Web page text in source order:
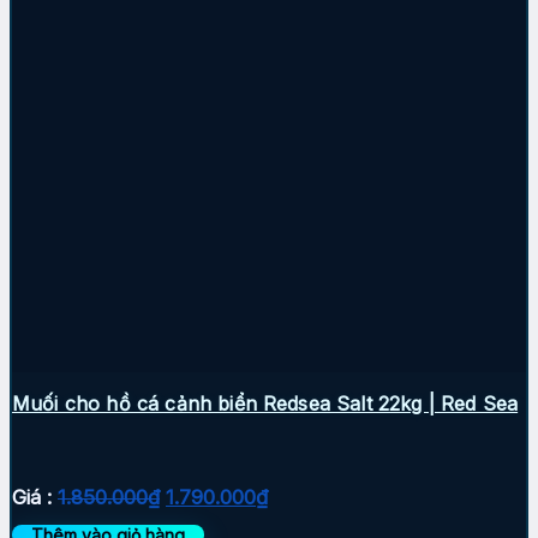
Muối cho hồ cá cảnh biển Redsea Salt 22kg | Red Sea
Giá : 1.850.000₫ Giá
gốc
1.790.000₫Giá